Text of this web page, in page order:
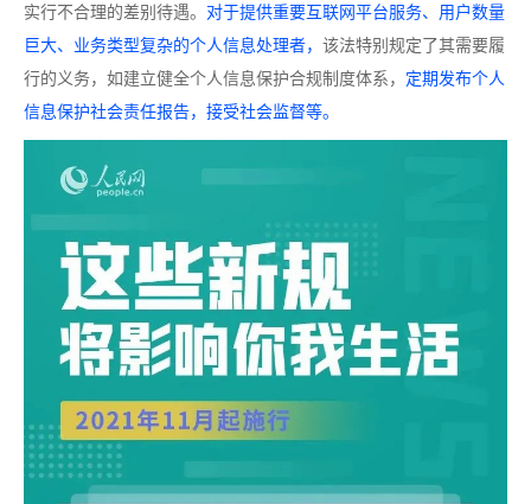
实行不合理的差别待遇。 对于提供重要互联网平台服务、用户数量
巨大、业务类型复杂的个人信息处理者， 该法特别规定了其需要履
行的义务，如建立健全个人信息保护合规制度体系， 定期发布个人
信息保护社会责任报告，接受社会监督等。